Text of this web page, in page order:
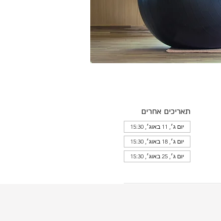
תאריכים אחרים
יום ג׳, 11 באוג׳, 15:30
יום ג׳, 18 באוג׳, 15:30
יום ג׳, 25 באוג׳, 15:30